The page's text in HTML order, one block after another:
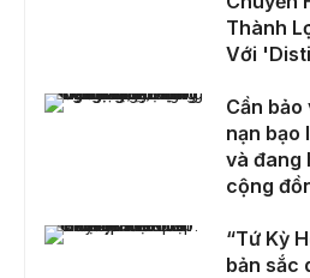
Thành
Với
Cần bảo vệ, lên tiếng về vấn nạn bạo lực học đường đã và đang hiện hữu trong cộng đồng LGBT
Cần bảo
nạn bạo
và đang
cộng
“Tứ Kỳ Hoa Nhân”: Dấu ấn bản sắc dân tộc Việt qua nét đẹp thiên nhiên
“Tứ Kỳ
bản sắc